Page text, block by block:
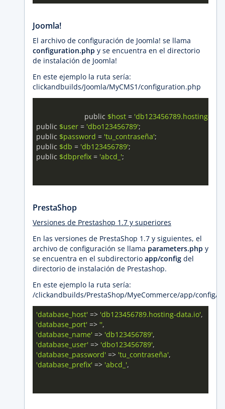
Joomla!
El archivo de configuración de Joomla! se llama
configuration.php y se encuentra en el directorio
de instalación de Joomla!
En este ejemplo la ruta sería:
clickandbuilds/Joomla/MyCMS1/configuration.php
			public
$host = 'db123456789.hosting-
public $user = 'dbo123456789';
public $password = 'tu_contraseña';
public $db = 'db123456789';
public $dbprefix = 'abcd_';
PrestaShop
Versiones de Prestashop 1.7 y superiores
En las versiones de PrestaShop 1.7 y siguientes, el
archivo de configuración se llama parameters.php y
se encuentra en el subdirectorio app/config del
directorio de instalación de Prestashop.
En este ejemplo la ruta sería:
/clickandbuilds/PrestaShop/MyeCommerce/app/config/
'database_host' => 'db123456789.hosting-data.io'
'database_port' => ''
'database_name' => 'db123456789'
'database_user' => 'dbo123456789'
'database_password' => 'tu_contraseña'
'database_prefix' => 'abcd_',